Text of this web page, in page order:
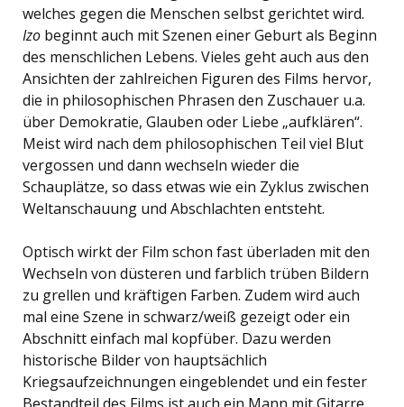
welches gegen die Menschen selbst gerichtet wird.
Izo beginnt auch mit Szenen einer Geburt als Beginn
des menschlichen Lebens. Vieles geht auch aus den
Ansichten der zahlreichen Figuren des Films hervor,
die in philosophischen Phrasen den Zuschauer u.a.
über Demokratie, Glauben oder Liebe „aufklären“.
Meist wird nach dem philosophischen Teil viel Blut
vergossen und dann wechseln wieder die
Schauplätze, so dass etwas wie ein Zyklus zwischen
Weltanschauung und Abschlachten entsteht.
Optisch wirkt der Film schon fast überladen mit den
Wechseln von düsteren und farblich trüben Bildern
zu grellen und kräftigen Farben. Zudem wird auch
mal eine Szene in schwarz/weiß gezeigt oder ein
Abschnitt einfach mal kopfüber. Dazu werden
historische Bilder von hauptsächlich
Kriegsaufzeichnungen eingeblendet und ein fester